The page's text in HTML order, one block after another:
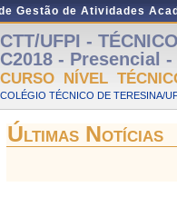
Gestão de Atividades
CTT/UFPI -
C2018 - Presencial -
CURSO NÍVEL
COLÉGIO TÉCNICO DE TERESINA/
Últimas Notícias